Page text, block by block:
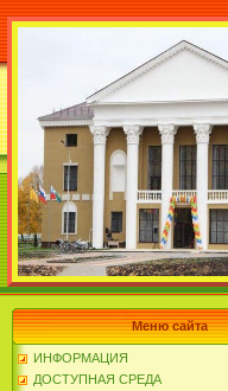
Меню сайта
ИНФОРМАЦИЯ
ДОСТУПНАЯ СРЕДА